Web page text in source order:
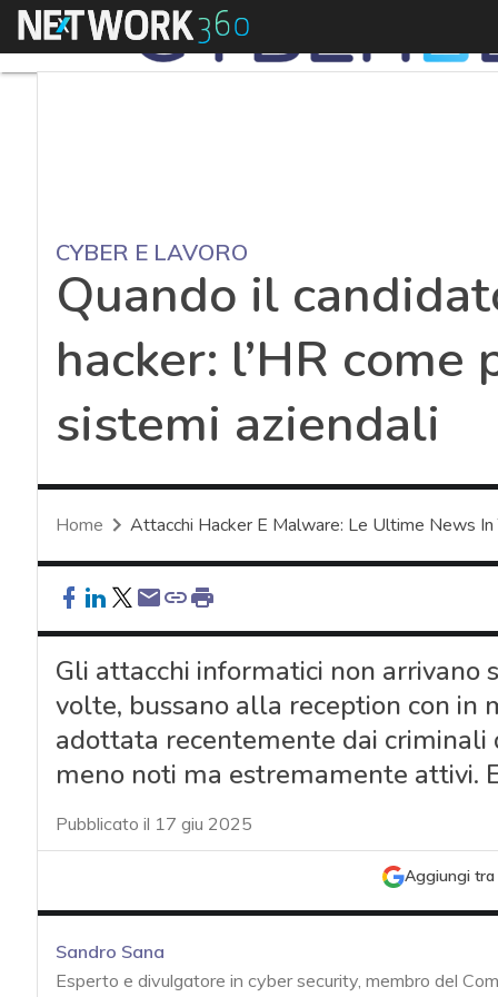
Menu
CYBER E LAVORO
Quando il
hacker: l’HR
sistemi aziendali
Home Attacchi Hacker E Malware: Le Ultime News
Gli attacchi informatici non arrivano
volte, bussano alla reception con in
adottata recentemente dai criminali
meno noti ma estremamente attivi.
Pubblicato il 17 giu 2025
Aggiungi tra
Sandro Sana
Esperto e divulgatore in cyber security, membro del